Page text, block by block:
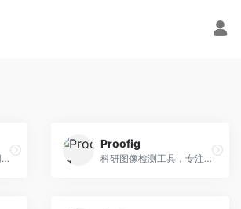
小红书推出的AI搜索应用，专注于生活方式内容搜索。面向小红书用户，提供生活攻略、消费决策、内容推荐等服务，生活方式内容丰富。
Proofig
科研图像检测工具，专注于学术图像完整性验证。面向科研人员，提供图像检测、重复分析、报告生成等服务，学术检测专业。